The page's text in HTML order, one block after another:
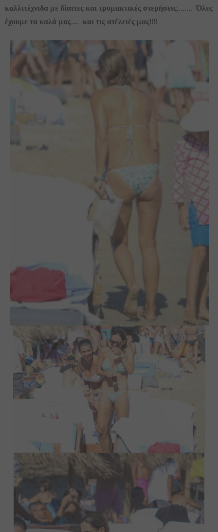
καλλιτέχνιδα με δίαιτες και τρομακτικές στερήσεις…….. Όλες
έχουμε τα καλά μας…. και τις ατέλειές μας!!!!